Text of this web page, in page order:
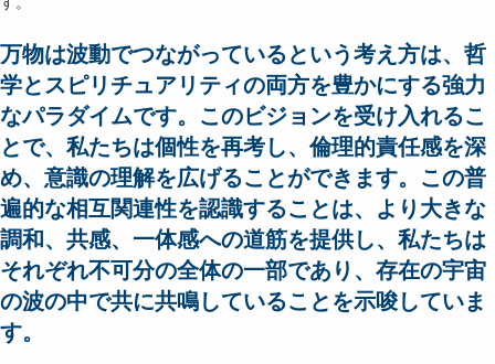
万物は波動でつながっているという考え方は、哲
学とスピリチュアリティの両方を豊かにする強力
なパラダイムです。このビジョンを受け入れるこ
とで、私たちは個性を再考し、倫理的責任感を深
め、意識の理解を広げることができます。この普
遍的な相互関連性を認識することは、より大きな
調和、共感、一体感への道筋を提供し、私たちは
それぞれ不可分の全体の一部であり、存在の宇宙
の波の中で共に共鳴していることを示唆していま
す。